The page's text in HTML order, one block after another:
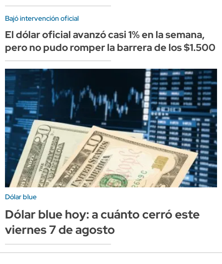
Bajó intervención oficial
El dólar oficial avanzó casi 1% en la semana,
pero no pudo romper la barrera de los $1.500
Dólar blue
Dólar blue hoy: a cuánto cerró este
viernes 7 de agosto